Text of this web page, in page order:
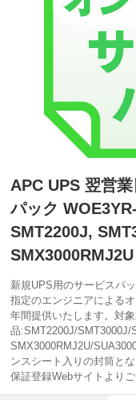
APC UPS 翌営
パック
SMT2200J,
SMX3000RMJ2U
新規UPS用のサービスパ
指定のエンジニアによる
年間提供いたします。対
品:SMT2200J/SMT3000J/
SMX3000RMJ2U/
ンスシート入りの封筒と
保証登録Webサイトより